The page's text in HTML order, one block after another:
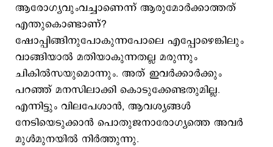
ആരോഗ്യവുംവച്ചാണെന്ന് ആരുമോര്‍ക്കാത്തത്
എന്തുകൊണ്ടാണ്?
ഷോപ്പിങ്ങിനുപോകുന്നപോലെ എപ്പോഴെങ്കിലും
വാങ്ങിയാല്‍ മതിയാകുന്നതല്ല മരുന്നും
ചികില്‍സയുമൊന്നും. അത് ഇവര്‍ക്കാര്‍ക്കും
പറഞ്ഞ് മനസിലാക്കി കൊടുക്കേണ്ടതുമില്ല.
എന്നിട്ടും വിലപേശാന്‍, ആവശ്യങ്ങള്‍
നേടിയെടുക്കാന്‍ പൊതുജനാരോഗ്യത്തെ അവര്‍
മുള്‍മുനയില്‍ നിര്‍ത്തുന്നു.